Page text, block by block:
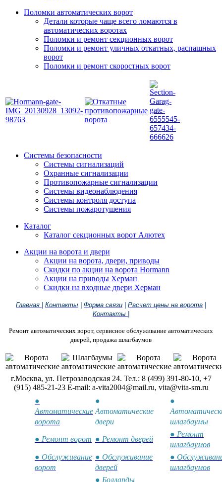
Поломки автоматических ворот
Детали которые чаще всего ломаются в
автоматических воротах
Поломки и ремонт секционных ворот
Поломки и ремонт уличных откатных, распашных
ворот
Поломки и ремонт скоростных ворот
Системы безопасности
Системы сигнализаций
Охранные сигнализации
Противопожарные сигнализации
Системы видеонаблюдения
Системы контроля доступа
Системы пожаротушения
Каталог
Каталог секционных ворот Алютех
Акции на ворота и двери
Акции на ворота, двери, приводы
Скидки по акции на ворота Hormann
Акции на приводы Херман
Скидки на входные двери Херман
Главная | Контакты | Форма связи | Расчет цены на ворота |
Контакты |
Ремонт автоматических ворот, сервисное обслуживание автоматических
дверей, продажа шлагбаумов
г.Москва, ул. Петрозаводская 24. Тел.: 8 (499) 391-80-10, +7
(915) 485-21-23 E-mail: a-vita2004@mail.ru, vita@vita-sm.ru
●
Автоматические
ворота
●
Автоматические
двери
●
шлагбаумы
● Ремонт ворот ● Ремонт дверей
● Ремонт
шлагбаумов
● Обслуживание
ворот
● Обслуживание
дверей
●
шлагбаумов
● Болларды